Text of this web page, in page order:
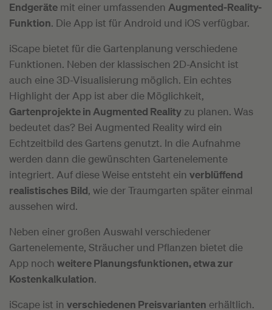
Endgeräte mit einer umfassenden Augmented-Reality-
Funktion. Die App ist für Android und iOS verfügbar.
iScape bietet für die Gartenplanung verschiedene
Funktionen. Neben der klassischen 2D-Ansicht ist
auch eine 3D-Visualisierung möglich. Ein echtes
Highlight der App ist aber die Möglichkeit,
Gartenprojekte in Augmented Reality zu planen. Was
bedeutet das? Bei Augmented Reality wird ein
Echtzeitbild des Gartens genutzt. In die Aufnahme
werden dann die gewünschten Gartenelemente
integriert. Auf diese Weise entsteht ein verblüffend
realistisches Bild, wie der Traumgarten später einmal
aussehen wird.
Neben einer großen Auswahl verschiedener
Gartenelemente, Sträucher und Pflanzen bietet die
App noch weitere Planungsfunktionen, etwa zur
Kostenkalkulation.
iScape ist in verschiedenen Preisvarianten erhältlich.